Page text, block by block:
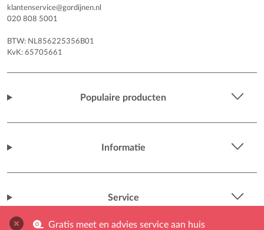
klantenservice@gordijnen.nl
020 808 5001
BTW: NL856225356B01
KvK: 65705661
Populaire producten
Informatie
Service
Gratis meet en advies service aan huis